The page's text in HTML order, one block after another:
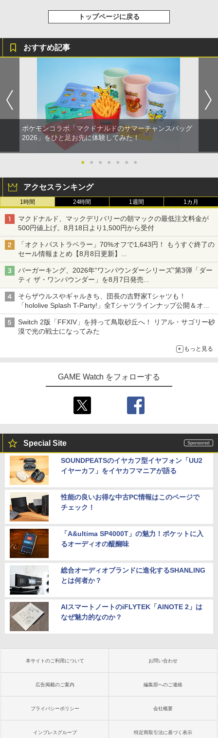
トップページに戻る
おすすめ記事
ポケモンコラボ「マクドナルドのサマーチャンスバッグ
2026」をひと足お先に体験してみた！
● ● ● ● ● ● ●
アクセスランキング
1時間 24時間 1週間 1カ月
マクドナルド、マックデリバリーの朝マックの最低注文料金が
500円値上げ。8月18日より1,500円から受付
「オクトパストラベラー」70%オフで1,643円！ もうすぐ終了の
セール情報まとめ【8月8日更新】
ニンテンドーeショップでは「大神 絶景版」が67%オフで990円
バーガーキング、2026年“ワンパウンダーシリーズ”第3弾「ダー
ティ ザ・ワンパウンダー」を8月7日発売
「特製ガーリックマヨソース」を使用した超大型チーズバーガー
そらザウルスやギャルきち、団長の吉野家Tシャツも！
「hololive Splash T-Party!」全Tシャツラインナップ公開＆オン
ライン販売開始
Switch 2版「FFXIV」を持って鳥取砂丘へ！ リアル・サゴリー砂
漠で光の戦士になってみた
もっと見る
GAME Watch をフォローする
Special Site
SOUNDPEATSのイヤカフ型イヤフォン「UU2
イヤーカフ」をイヤカフマニアが語る
性能の良いお得な中古PC情報はこのページで
チェック！
「A&ultima SP4000T」の魅力！ポケットに入
るオーディオの醍醐味
総合オーディオブランドに進化するSHANLING
とは何者か？
AIスマートノートのiFLYTEK「AINOTE 2」は
なぜ魅力的なのか？
本サイトのご利用について お問い合わせ
広告掲載のご案内 編集部へのご連絡
プライバシーポリシー 会社概要
インプレスグループ 特定商取引法に基づく表示